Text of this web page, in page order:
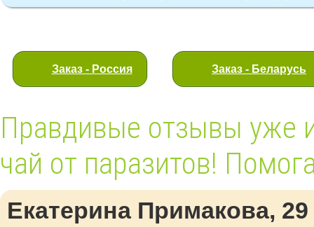
Заказ - Россия Заказ - Беларусь
Правдивые отзывы уже
чай от паразитов!
Екатерина Примакова,